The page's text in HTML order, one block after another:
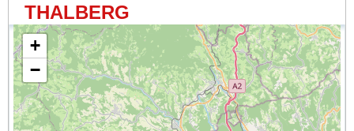
THALBERG
+
−